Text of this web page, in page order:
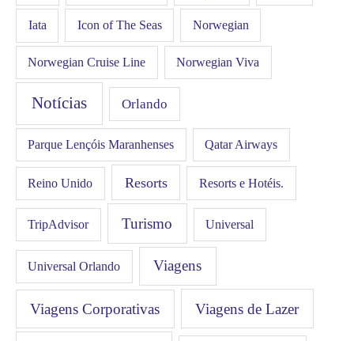
Iata Icon of The Seas Norwegian
Norwegian Cruise Line Norwegian Viva
Notícias Orlando
Parque Lençóis Maranhenses Qatar Airways
Reino Unido Resorts Resorts e Hotéis.
TripAdvisor Turismo Universal
Universal Orlando Viagens
Viagens Corporativas Viagens de Lazer